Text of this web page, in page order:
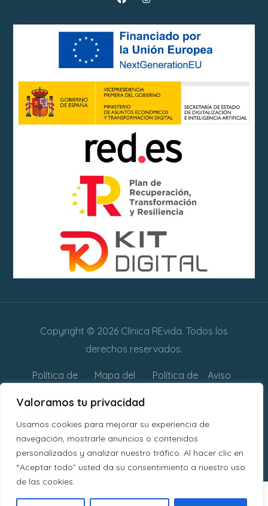
Valoramos tu privacidad
Usamos cookies para mejorar su experiencia de
navegación, mostrarle anuncios o contenidos
personalizados y analizar nuestro tráfico. Al hacer clic en
“Aceptar todo” usted da su consentimiento a nuestro uso
de las cookies.
Copyright © 2026 Clínica REvida. Todos los
derechos reservados.
Política de
Mapa del
Política de
Aviso
Declaración
de
Accesibilidad